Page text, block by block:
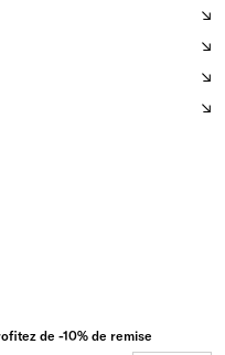
de -10% de remise